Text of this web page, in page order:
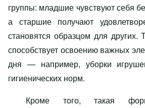
группы: младшие чувствуют себя
а старшие получают
становятся образцом для других.
способствует освоению важных
дня — например, уборки
гигиенических норм.
Кроме того, такая